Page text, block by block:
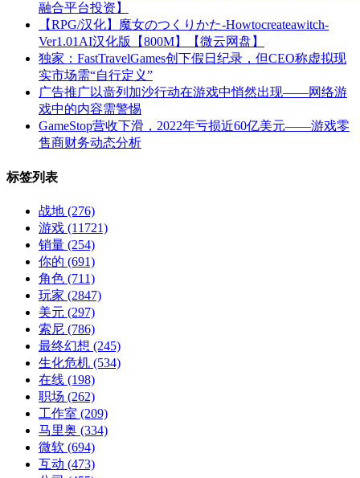
融合平台投资】
【RPG/汉化】魔女のつくりかた-Howtocreateawitch-
Ver1.01AI汉化版【800M】【微云网盘】
独家：FastTravelGames创下假日纪录，但CEO称虚拟现
实市场需“自行定义”
广告推广以啬列加沙行动在游戏中悄然出现——网络游
戏中的内容需警惕
GameStop营收下滑，2022年亏损近60亿美元——游戏零
售商财务动态分析
标签列表
战地 (276)
游戏 (11721)
销量 (254)
你的 (691)
角色 (711)
玩家 (2847)
美元 (297)
索尼 (786)
最终幻想 (245)
生化危机 (534)
在线 (198)
职场 (262)
工作室 (209)
马里奥 (334)
微软 (694)
互动 (473)